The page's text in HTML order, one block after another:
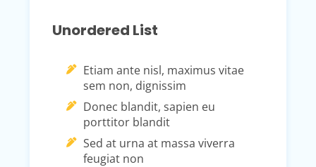
Unordered List
Etiam ante nisl, maximus vitae
sem non, dignissim
Donec blandit, sapien eu
porttitor blandit
Sed at urna at massa viverra
feugiat non